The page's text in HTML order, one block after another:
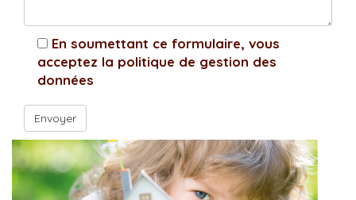
En soumettant ce formulaire, vous
acceptez la politique de gestion des
données